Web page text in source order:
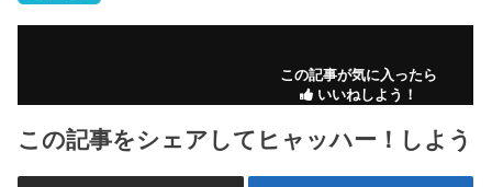
この記事が気に入ったら
いいねしよう！
この記事をシェアしてヒャッハー！しよう